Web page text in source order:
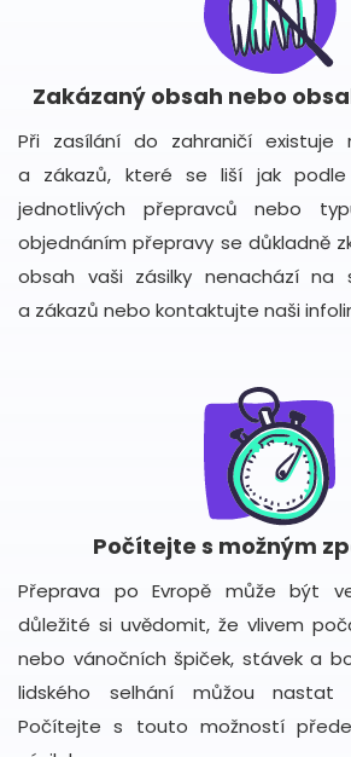
Zakázaný obsah nebo
Při zasílání do zahraničí existuje
a zákazů, které se liší jak
jednotlivých přepravců nebo
objednáním přepravy se důkladně
obsah vaši zásilky nenachází na
a zákazů nebo kontaktujte naši
Počítejte s možným
Přeprava po Evropě může být
důležité si uvědomit, že vlivem
nebo vánočních špiček, stávek a
lidského selhání můžou nastat
Počítejte s touto možností